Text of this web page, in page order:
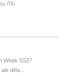
říši
Week SS27
děla...